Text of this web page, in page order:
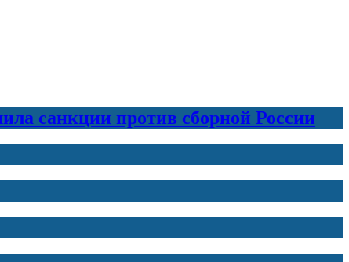
санкции против сборной России